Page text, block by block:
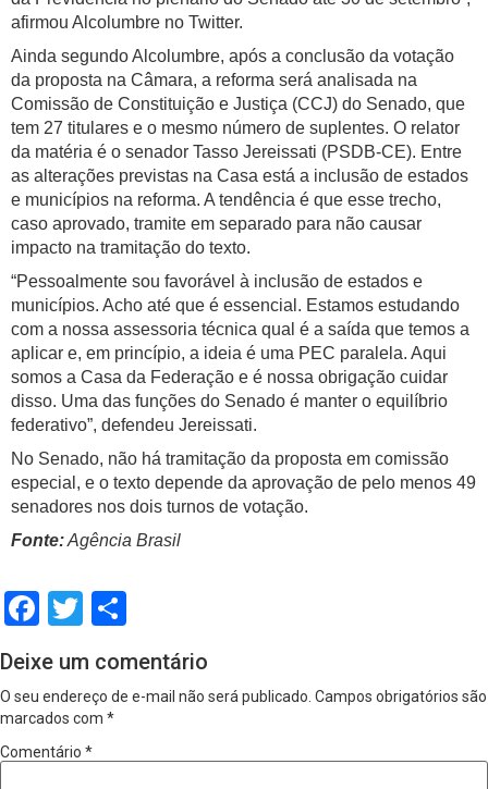
afirmou Alcolumbre no Twitter.
Ainda segundo Alcolumbre, após a conclusão da votação
da proposta na Câmara, a reforma será analisada na
Comissão de Constituição e Justiça (CCJ) do Senado, que
tem 27 titulares e o mesmo número de suplentes. O relator
da matéria é o senador Tasso Jereissati (PSDB-CE). Entre
as alterações previstas na Casa está a inclusão de estados
e municípios na reforma. A tendência é que esse trecho,
caso aprovado, tramite em separado para não causar
impacto na tramitação do texto.
“Pessoalmente sou favorável à inclusão de estados e
municípios. Acho até que é essencial. Estamos estudando
com a nossa assessoria técnica qual é a saída que temos a
aplicar e, em princípio, a ideia é uma PEC paralela. Aqui
somos a Casa da Federação e é nossa obrigação cuidar
disso. Uma das funções do Senado é manter o equilíbrio
federativo”, defendeu Jereissati.
No Senado, não há tramitação da proposta em comissão
especial, e o texto depende da aprovação de pelo menos 49
senadores nos dois turnos de votação.
Fonte:Agência Brasil
Facebook
Twitter
Deixe um comentário
O seu endereço de e-mail não será publicado. Campos obrigatórios são
marcados com *
Comentário *